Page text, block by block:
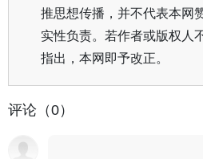
推思想传播，并不代表本网
实性负责。若作者或版权人
指出，本网即予改正。
评论（0）